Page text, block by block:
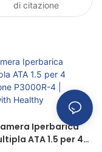
di citazione
Iperbarica
ATA 1.5 per 4